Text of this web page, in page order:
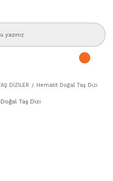
DİZİLER Hematit Doğal Taş Dizi